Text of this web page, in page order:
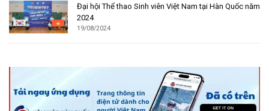
Đại hội Thể thao Sinh viên Việt Nam tại Hàn Quốc năm
2024
19/08/2024